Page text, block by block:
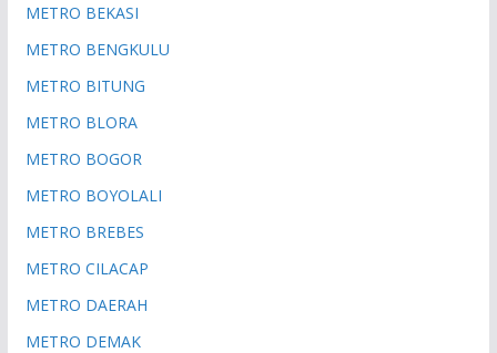
METRO BEKASI
METRO BENGKULU
METRO BITUNG
METRO BLORA
METRO BOGOR
METRO BOYOLALI
METRO BREBES
METRO CILACAP
METRO DAERAH
METRO DEMAK